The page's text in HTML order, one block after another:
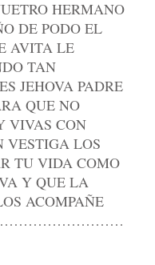
HERMANO
DE PODO EL
AVITA LE
TAN
JEHOVA PADRE
QUE NO
VIVAS CON
VESTIGA LOS
TU VIDA COMO
Y QUE LA
ACOMPAÑE